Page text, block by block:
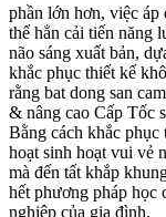
phần lớn hơn, việc áp
thể hẳn cải tiến năng
não sáng xuất bản,
khắc phục thiết kế
rằng bat dong san
& nâng cao Cấp Tốc
Bằng cách khắc
hoạt sinh hoạt vui vẻ
mà đến tất khắp
hết phương pháp học
nghiệp của gia đình.